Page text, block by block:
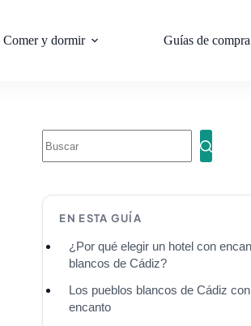
Comer y dormir Guías de compra
EN ESTA GUÍA
¿Por qué elegir un hotel con
blancos de Cádiz?
Los pueblos blancos de Cádiz
encanto